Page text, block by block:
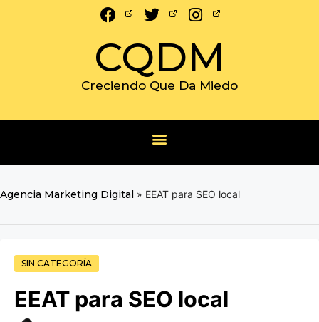
CQDM
Creciendo Que Da Miedo
Agencia Marketing Digital » EEAT para SEO local
SIN CATEGORÍA
EEAT para SEO local